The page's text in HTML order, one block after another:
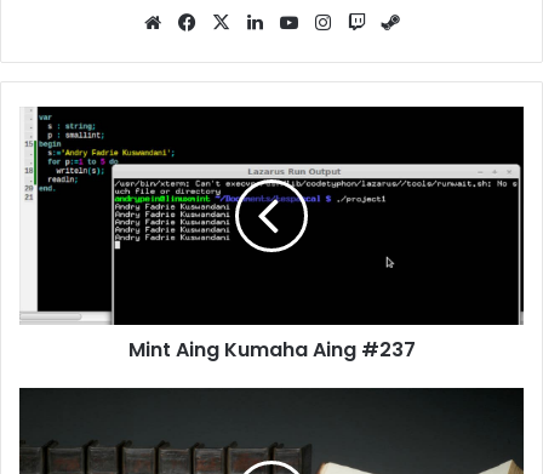
WebsiteFacebook
X LinkedInYouTubeInstagram
Twitch
Mint Aing Kumaha Aing #237